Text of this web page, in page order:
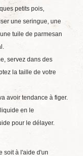
petits pois,
une seringue, une
tuile de parmesan
servez dans des
la taille de votre
avoir tendance à figer.
en le
pour le délayer.
soit à l'aide d'un